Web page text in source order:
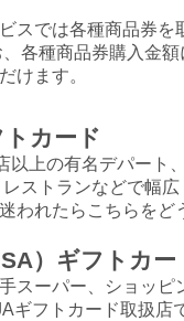
スでは各種商品券
各種商品券購入金
けます。
カード
以上の有名デパート
レストランなどで幅
われたらこちらをど
）ギフトカー
スーパー、ショッ
ギフトカード取扱店